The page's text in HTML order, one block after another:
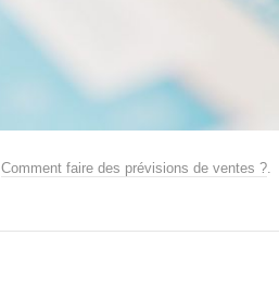
Comment faire des prévisions de ventes ?.